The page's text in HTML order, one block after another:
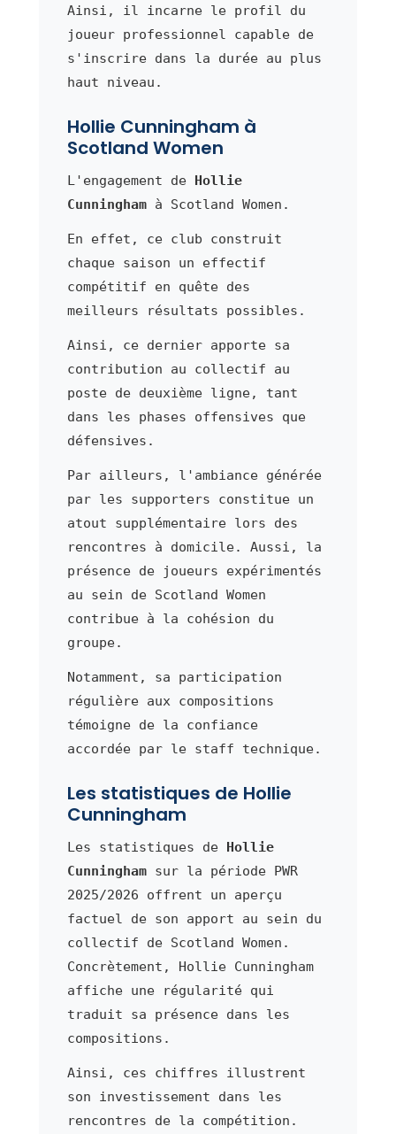
Ainsi, il incarne le profil du
joueur professionnel capable de
s'inscrire dans la durée au plus
haut niveau.
Hollie Cunningham à
Scotland Women
L'engagement de Hollie
Cunninghamà Scotland Women.
En effet, ce club construit
chaque saison un effectif
compétitif en quête des
meilleurs résultats possibles.
Ainsi, ce dernier apporte sa
contribution au collectif au
poste de deuxième ligne, tant
dans les phases offensives que
défensives.
Par ailleurs, l'ambiance générée
par les supporters constitue un
atout supplémentaire lors des
rencontres à domicile. Aussi, la
présence de joueurs expérimentés
au sein de Scotland Women
contribue à la cohésion du
groupe.
Notamment, sa participation
régulière aux compositions
témoigne de la confiance
accordée par le staff technique.
Les statistiques de Hollie
Cunningham
Les statistiques de Hollie
Cunninghamsur la période PWR
2025/2026 offrent un aperçu
factuel de son apport au sein du
collectif de Scotland Women.
Concrètement, Hollie Cunningham
affiche une régularité qui
traduit sa présence dans les
compositions.
Ainsi, ces chiffres illustrent
son investissement dans les
rencontres de la compétition.